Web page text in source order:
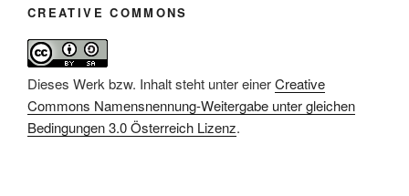
CREATIVE COMMONS
Dieses Werk bzw. Inhalt steht unter einerCreative
Commons Namensnennung-Weitergabe unter gleichen
Bedingungen 3.0 Österreich Lizenz.